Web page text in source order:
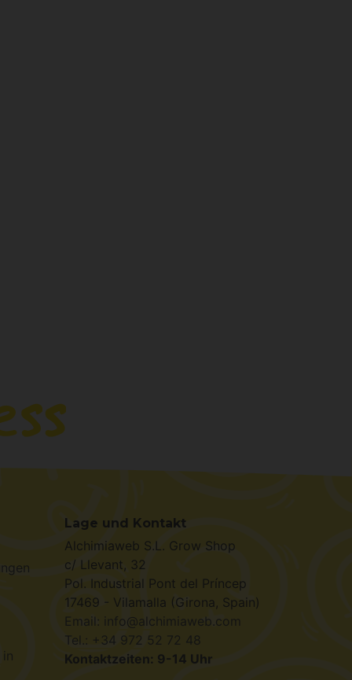
Lage und Kontakt
Alchimiaweb S.L. Grow Shop
c/ Llevant, 32
Pol. Industrial Pont del Príncep
17469 - Vilamalla (Girona, Spain)
Email: info@alchimiaweb.com
Tel.: +34 972 52 72 48
Kontaktzeiten: 9-14 Uhr